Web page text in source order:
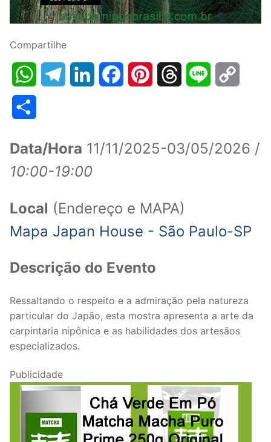
Compartilhe
WhatsAppTelegramLinkedInFacebookPinterestThreads Line
Data/Hora 11/11/2025-03/05/2026 /
10:00-19:00
Local (Endereço e MAPA)
Mapa Japan House - São Paulo-SP
Descrição do Evento
Ressaltando o respeito e a admiração pela natureza
particular do Japão, esta mostra apresenta a arte da
carpintaria nipônica e as habilidades dos artesãos
especializados.
Publicidade